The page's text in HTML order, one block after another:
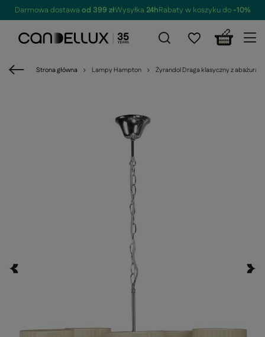
Darmowa dostawa od 399 złWysyłka 24hRabaty w koszyku do-10%
Strona główna Lampy Hampton Żyrandol Draga klasyczny z